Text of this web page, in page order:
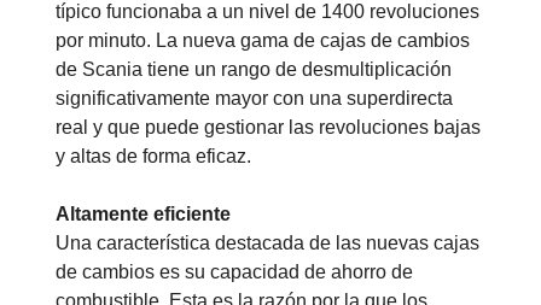
típico funcionaba a un nivel de 1400 revoluciones
por minuto. La nueva gama de cajas de cambios
de Scania tiene un rango de desmultiplicación
significativamente mayor con una superdirecta
real y que puede gestionar las revoluciones bajas
y altas de forma eficaz.
Altamente eficiente
Una característica destacada de las nuevas cajas
de cambios es su capacidad de ahorro de